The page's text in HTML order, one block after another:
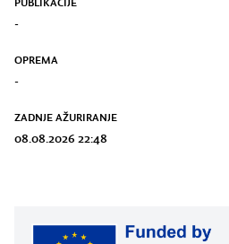
-
OPREMA
-
ZADNJE AŽURIRANJE
08.08.2026 22:48